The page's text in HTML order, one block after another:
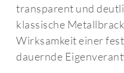
transparent und
klassische
Wirksamkeit einer
dauernde